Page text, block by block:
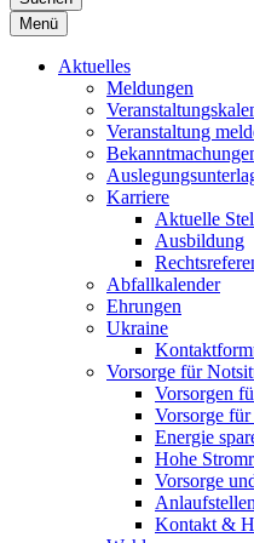
Menü
Aktuelles
Meldungen
Veranstaltung
Karriere
Aktuelle
Ausbildung
Abfallkalender
Ehrungen
Ukraine
Vorsorge für
Vorsorgen
Vorsorge
Energie
Hohe
Vorsorge
Kontakt &